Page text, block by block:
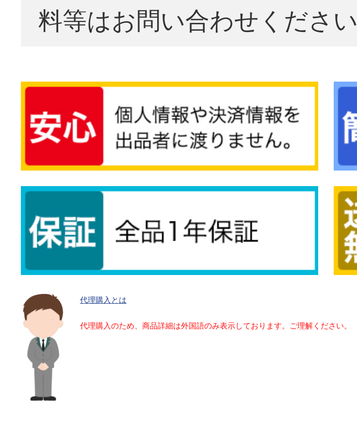
料等はお問い合わせください
代理購入とは
代理購入のため、商品詳細は外国語のみ表示しております。ご理解ください。